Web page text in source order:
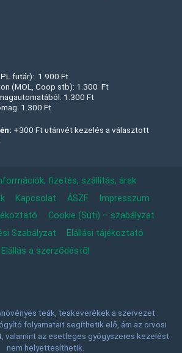
futár): 1.900 Ft
(MOL, Coop stb): 1.300 Ft
1.300 Ft
1.300 Ft
+300 Ft utánvét kezelés a választott
fizetés, szállítás, árak
Kapcsolat ÁSZF
Impresszum
Cookie (Süti) – szabályzat
Szabályzat
Elállási tájékoztató
Elállás a szerződéstől
teák, teakeverékek a szervezet
folyamatait segíthetik elő, ám az orvosi
valamint az esetleges gyógyszeres kezelést
nem helyettesíthetik.